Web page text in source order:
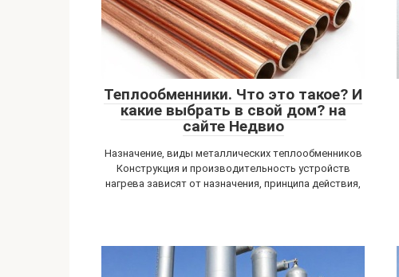
Теплообменники. Что это такое? И
какие выбрать в свой дом? на
сайте Недвио
Назначение, виды металлических теплообменников
Конструкция и производительность устройств
нагрева зависят от назначения, принципа действия,